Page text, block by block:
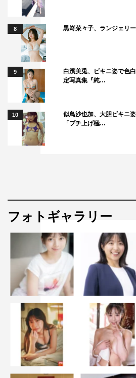
8 黒嵜菜々子、ランジェリ
9
白濱美兎、ビキニ姿で色
定写真集『純…
10
似鳥沙也加、大胆ビキニ
「ブチ上げ極…
フォトギャラリー